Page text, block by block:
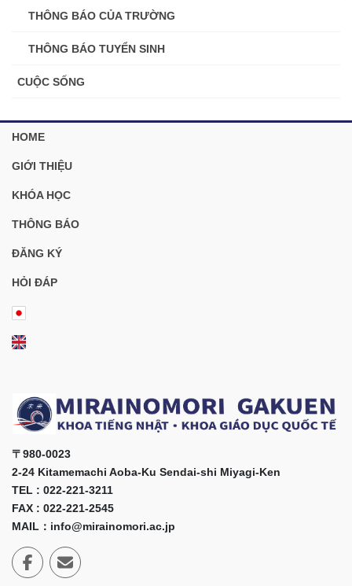
THÔNG BÁO CỦA TRƯỜNG
THÔNG BÁO TUYỂN SINH
CUỘC SỐNG
HOME
GIỚI THIỆU
KHÓA HỌC
THÔNG BÁO
ĐĂNG KÝ
HỎI ĐÁP
〒980-0023
2-24 Kitamemachi Aoba-Ku Sendai-shi Miyagi-Ken
TEL : 022-221-3211
FAX : 022-221-2545
MAIL：info@mirainomori.ac.jp